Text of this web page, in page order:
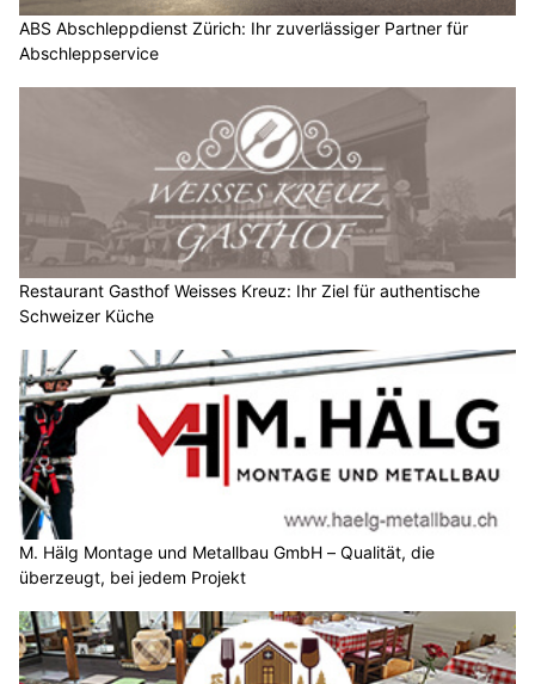
ABS Abschleppdienst Zürich: Ihr zuverlässiger Partner für
Abschleppservice
Restaurant Gasthof Weisses Kreuz: Ihr Ziel für authentische
Schweizer Küche
M. Hälg Montage und Metallbau GmbH – Qualität, die
überzeugt, bei jedem Projekt